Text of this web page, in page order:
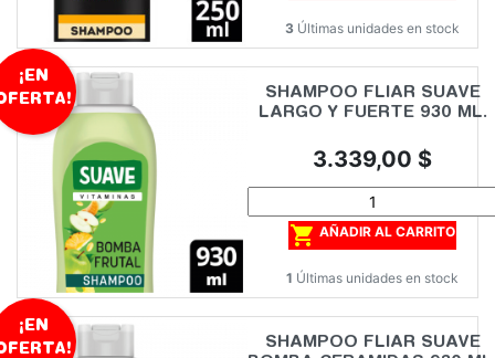
3 Últimas unidades en stock
SHAMPOO FLIAR SUAVE
LARGO Y FUERTE 930 ML.
Precio
3.339,00 $
 AÑADIR AL CARRITO
1 Últimas unidades en stock
¡EN
SHAMPOO FLIAR SUAVE
¡EN